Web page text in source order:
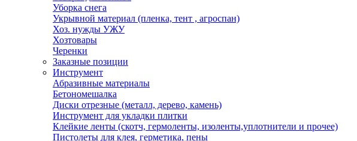
Уборка снега
Укрывной материал (пленка, тент , агроспан)
Хоз. нужды УЖУ
Хозтовары
Черенки
Заказные позиции
Инструмент
Абразивные материалы
Бетономешалка
Диски отрезные (металл, дерево, камень)
Инструмент для укладки плитки
Клейкие ленты (скотч, гермоленты, изоленты,уплотнители и прочее)
Пистолеты для клея, герметика, пены